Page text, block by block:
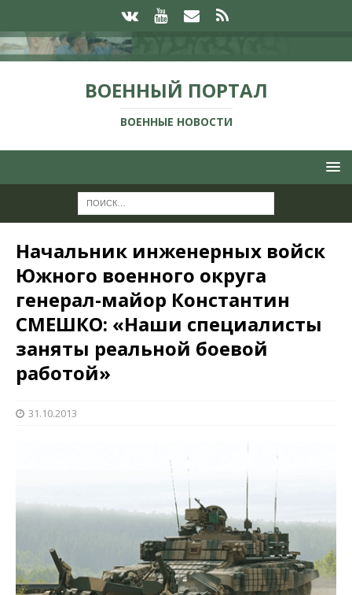
ВОЕННЫЙ ПОРТАЛ
ВОЕННЫЕ НОВОСТИ
Начальник инженерных войск
Южного военного округа
генерал­-майор Константин
СМЕШКО: «Наши специалисты
заняты реальной боевой
работой»
31.10.2013